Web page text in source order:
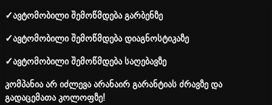
✓ავტომობილი შემოწმდება გარბენზე
✓ავტომობილი შემოწმდება დიაგნოსტიკაზე
✓ავტომობილი შემოწმდება საღებავზე
კომპანია არ იძლევა არანაირ გარანტიას ძრავზე და
გადაცემათა კოლოფზე!